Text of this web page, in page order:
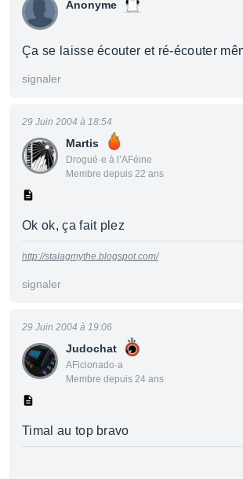
Anonyme
Ça se laisse écouter et ré-écouter
signaler
Martis
Drogué·e à l’AFéine
Membre depuis 22 ans
29 Juin 2004 à 18:54
Ok ok, ça fait plez
http://stalagmythe.blogspot.com/
signaler
Judochat
AFicionado·a
Membre depuis 24 ans
29 Juin 2004 à 19:06
Timal au top bravo